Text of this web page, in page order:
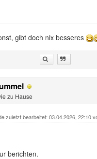
gibt doch nix besseres
zu Hause
zuletzt bearbeitet: 03.04.2026, 22:10
berichten.